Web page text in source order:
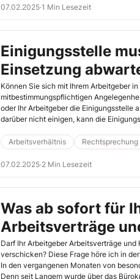
07.02.2025·1 Min Lesezeit
Einigungsstelle
Einsetzung
Können Sie sich mit Ihrem Arbeitgeber in
mitbestimmungspflichtigen
oder Ihr Arbeitgeber die Einigungsstelle
darüber nicht einigen, kann die
werden, bevor die Einsetzung formell
dennoch, hat ihr Spruch keine
(Landesarbeitsgericht Köln, 16.5.2024,
Arbeitsverhältnis Rechtsprechung
07.02.2025·2 Min Lesezeit
Was ab sofort für
Arbeitsverträge
Kolleginnen und
Darf Ihr Arbeitgeber Arbeitsverträge und
verschicken? Diese Frage höre ich in
In den vergangenen Monaten von
Denn seit Langem wurde über das